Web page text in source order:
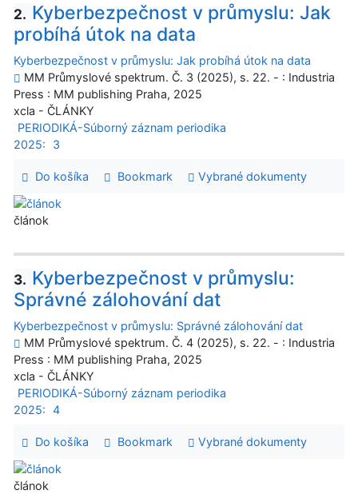
2. Kyberbezpečnost v průmyslu: Jak
probíhá útok na data
Kyberbezpečnost v průmyslu: Jak probíhá útok na data
MM Průmyslové spektrum. Č. 3 (2025), s. 22. - : Industria
Press : MM publishing Praha, 2025
xcla - ČLÁNKY
PERIODIKÁ-Súborný záznam periodika
2025:
3
Do košíka Bookmark Vybrané dokumenty
článok
3. Kyberbezpečnost v průmyslu:
Správné zálohování dat
Kyberbezpečnost v průmyslu: Správné zálohování dat
MM Průmyslové spektrum. Č. 4 (2025), s. 22. - : Industria
Press : MM publishing Praha, 2025
xcla - ČLÁNKY
PERIODIKÁ-Súborný záznam periodika
2025: 4
Do košíka Bookmark Vybrané dokumenty
článok